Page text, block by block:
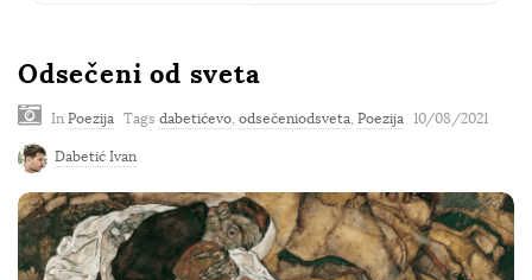
Odsečeni od sveta
In Poezija Tags dabetićevo, odsečeniodsveta, Poezija 10/08/2021
Dabetić Ivan